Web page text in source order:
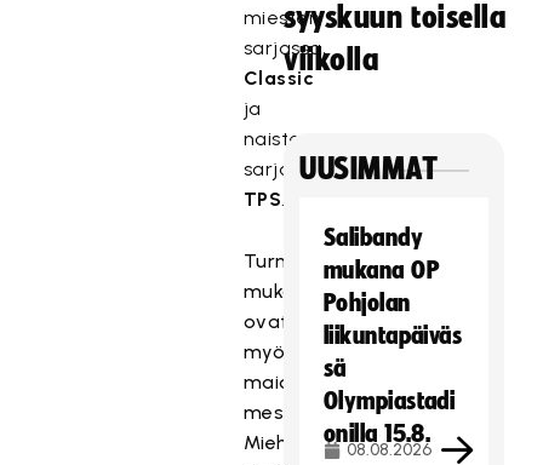
miesten
sarjassa,
Classic
ja
naisten
sarjassa
TPS.
Turnauksessa
mukana
ovat
myös
maidensa
mestarit.
Miehissä
syyskuun toisella
viikolla
UUSIMMAT
Salibandy
mukana OP
Pohjolan
liikuntapäiväs
sä
Olympiastadi
onilla 15.8.
08.08.2026